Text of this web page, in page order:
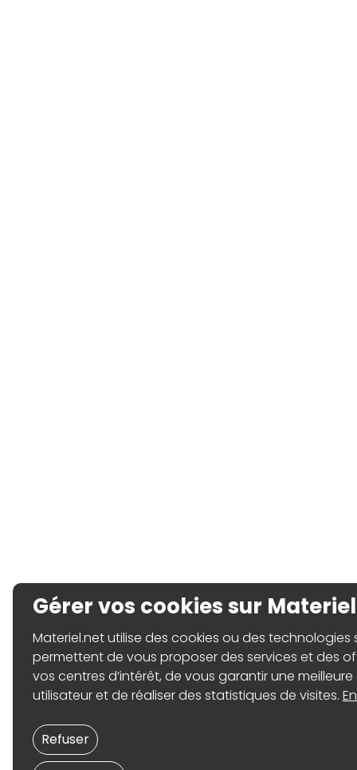
Gérer vos cookies sur
Materiel.net utilise des cookies ou des technologies
permettent de vous proposer des services et des
vos centres d’intérêt, de vous garantir une
utilisateur et de réaliser des statistiques de visites.
Refuser